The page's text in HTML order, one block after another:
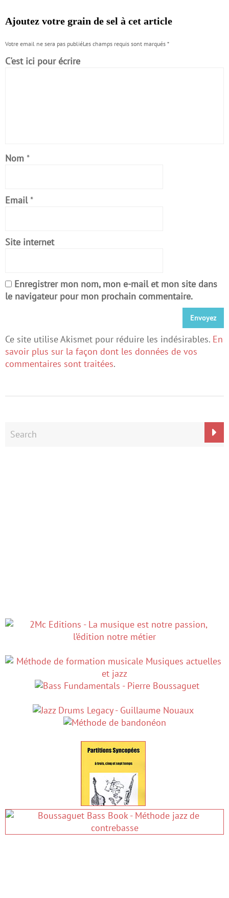
Ajoutez votre grain de sel à cet article
Votre email ne sera pas publiéLes champs requis sont marqués *
C'est ici pour écrire
Nom *
Email *
Site internet
Enregistrer mon nom, mon e-mail et mon site dans
le navigateur pour mon prochain commentaire.
Ce site utilise Akismet pour réduire les indésirables. En
savoir plus sur la façon dont les données de vos
commentaires sont traitées.